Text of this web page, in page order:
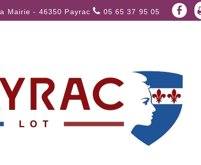
Mairie - 46350 Payrac 05 65 37 95 05